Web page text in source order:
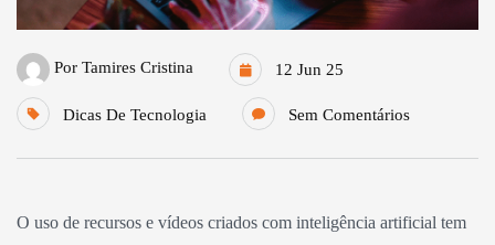
Por Tamires Cristina 12 Jun 25
Dicas De Tecnologia Sem Comentários
O uso de recursos e vídeos criados com inteligência artificial tem